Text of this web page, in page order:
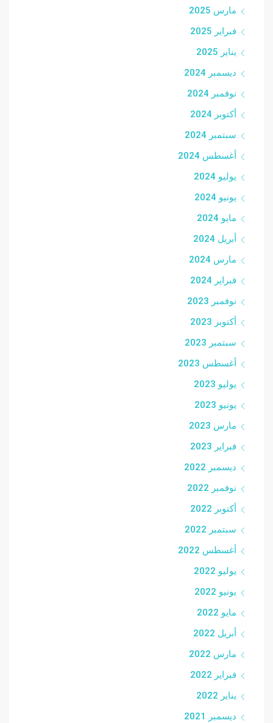
مارس 2025
فبراير 2025
يناير 2025
ديسمبر 2024
نوفمبر 2024
أكتوبر 2024
سبتمبر 2024
أغسطس 2024
يوليو 2024
يونيو 2024
مايو 2024
أبريل 2024
مارس 2024
فبراير 2024
نوفمبر 2023
أكتوبر 2023
سبتمبر 2023
أغسطس 2023
يوليو 2023
يونيو 2023
مارس 2023
فبراير 2023
ديسمبر 2022
نوفمبر 2022
أكتوبر 2022
سبتمبر 2022
أغسطس 2022
يوليو 2022
يونيو 2022
مايو 2022
أبريل 2022
مارس 2022
فبراير 2022
يناير 2022
ديسمبر 2021